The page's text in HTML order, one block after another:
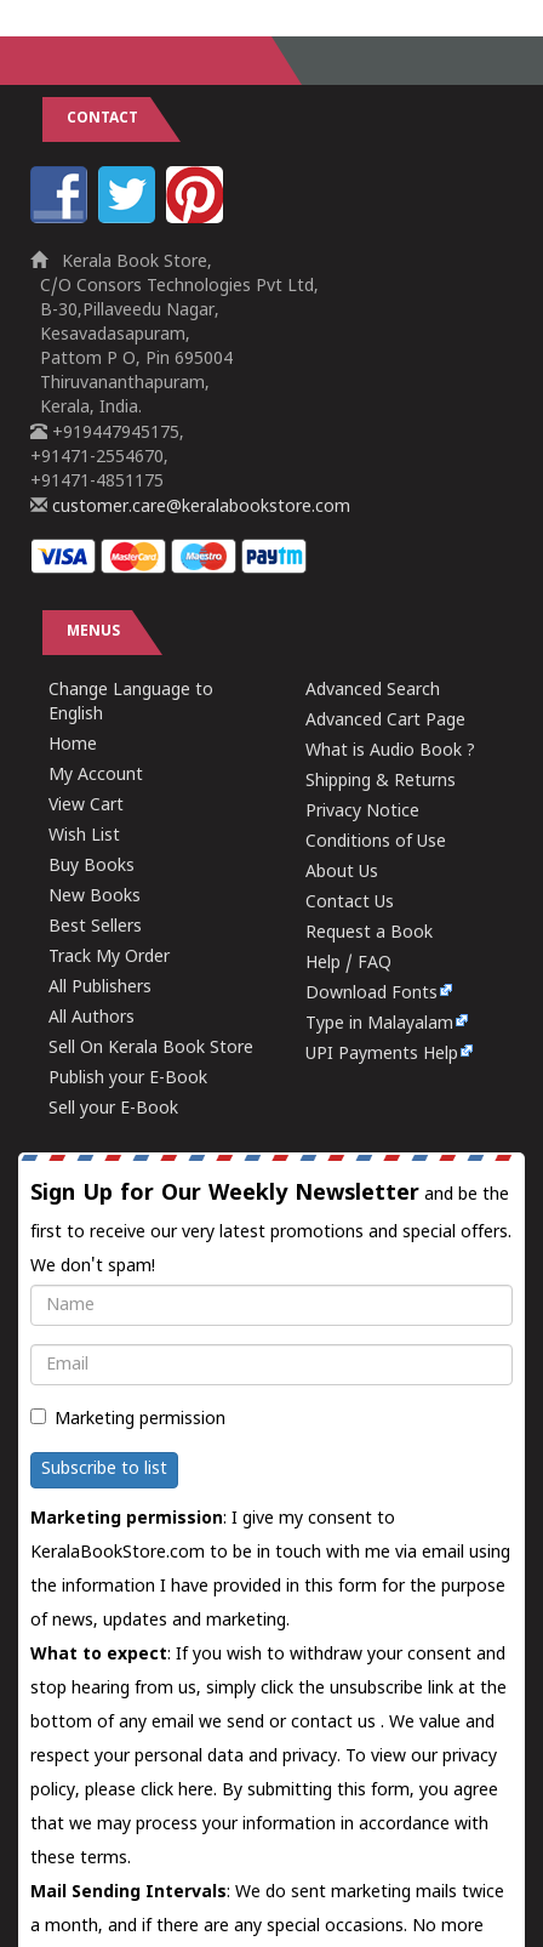
CONTACT
Kerala Book Store,
C/O Consors Technologies Pvt Ltd,
B-30,Pillaveedu Nagar,
Kesavadasapuram,
Pattom P O, Pin 695004
Thiruvananthapuram,
Kerala, India.
+919447945175,
+91471-2554670,
+91471-4851175
customer.care@keralabookstore.com
MENUS
Change Language to
English
Home
My Account
View Cart
Wish List
Buy Books
New Books
Best Sellers
Track My Order
All Publishers
All Authors
Sell On Kerala Book Store
Publish your E-Book
Sell your E-Book
Advanced Search
Advanced Cart Page
What is Audio Book ?
Shipping & Returns
Privacy Notice
Conditions of Use
About Us
Contact Us
Request a Book
Help / FAQ
Download Fonts
Type in Malayalam
UPI Payments Help
Sign Up for Our Weekly Newsletter and be the
first to receive our very latest promotions and special offers.
We don't spam!
Name
Email
Marketing permission
Subscribe to list
Marketing permission: I give my consent to
KeralaBookStore.com to be in touch with me via email using
the information I have provided in this form for the purpose
of news, updates and marketing.
What to expect: If you wish to withdraw your consent and
stop hearing from us, simply click the unsubscribe link at the
bottom of any email we send orcontact us . We value and
respect your personal data and privacy. To view our privacy
policy, please click here. By submitting this form, you agree
that we may process your information in accordance with
these terms.
Mail Sending Intervals: We do sent marketing mails twice
a month, and if there are any special occasions. No more